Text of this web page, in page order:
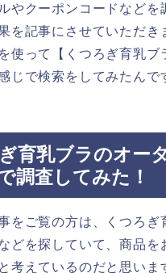
やクーポンコードなどを
を記事にさせていただき
使って【くつろぎ育乳ブ
じで検索をしてみたんで
育乳ブラのオー
調査してみた！
をご覧の方は、くつろぎ
どを探していて、商品を
考えているのだと思いま